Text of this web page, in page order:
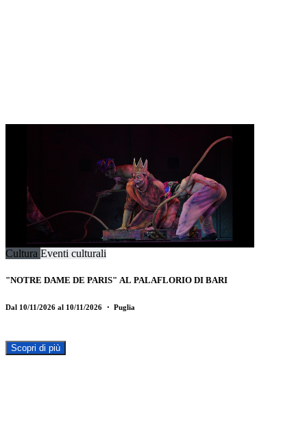
Cultura Eventi culturali
"NOTRE DAME DE PARIS" AL PALAFLORIO DI BARI
Dal 10/11/2026 al 10/11/2026 ・ Puglia
Scopri di più